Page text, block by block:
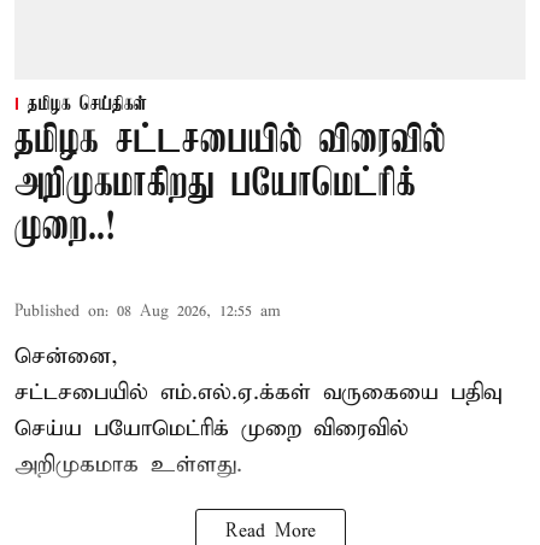
தமிழக செய்திகள்
தமிழக சட்டசபையில் விரைவில்
அறிமுகமாகிறது பயோமெட்ரிக்
முறை..!
Published on: 08 Aug 2026, 12:55 am
சென்னை,
சட்டசபையில் எம்.எல்.ஏ.க்கள் வருகையை பதிவு
செய்ய பயோமெட்ரிக் முறை விரைவில்
அறிமுகமாக உள்ளது.
Read More